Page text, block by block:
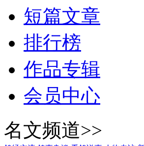
短篇文章
排行榜
作品专辑
会员中心
名文频道>>